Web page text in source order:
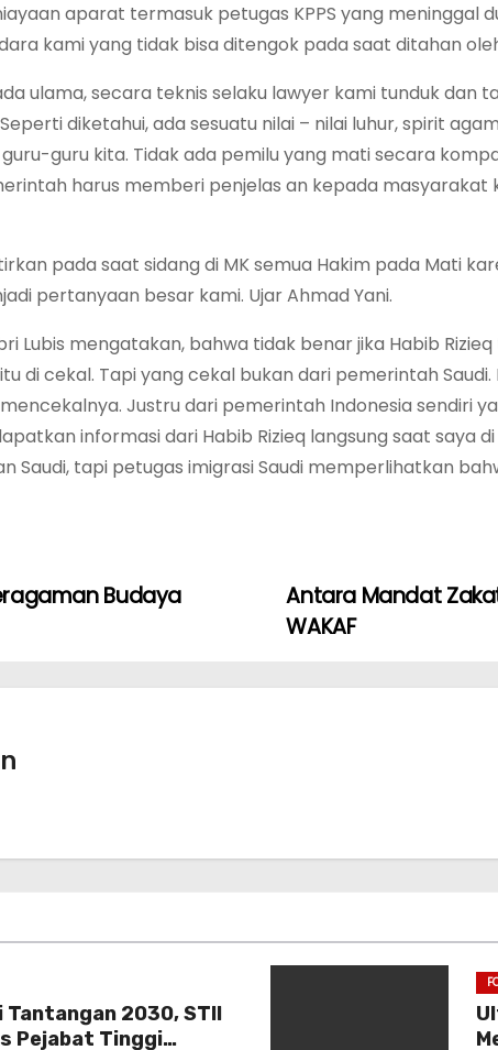
aparat termasuk petugas KPPS yang meninggal
kami yang tidak bisa ditengok pada saat ditahan
ulama, secara teknis selaku lawyer kami tunduk dan
diketahui, ada sesuatu nilai – nilai luhur, spirit
guru kita. Tidak ada pemilu yang mati secara
harus memberi penjelas an kepada masyarakat
pada saat sidang di MK semua Hakim pada Mati
pertanyaan besar kami. Ujar Ahmad Yani.
Lubis mengatakan, bahwa tidak benar jika Habib
di cekal. Tapi yang cekal bukan dari pemerintah Saudi.
Justru dari pemerintah Indonesia sendiri
informasi dari Habib Rizieq langsung saat saya
Saudi, tapi petugas imigrasi Saudi memperlihatkan
Antara Mandat
WAKAF
Budaya
Tantangan 2030, STII
Pejabat Tinggi